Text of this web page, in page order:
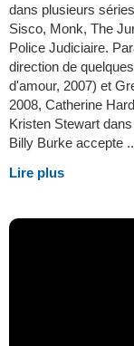
dans plusieurs
Sisco, Monk, The
Police Judiciaire.
direction de
d'amour, 2007) et
2008, Catherine
Kristen Stewart
Billy Burke accepte
Lire plus